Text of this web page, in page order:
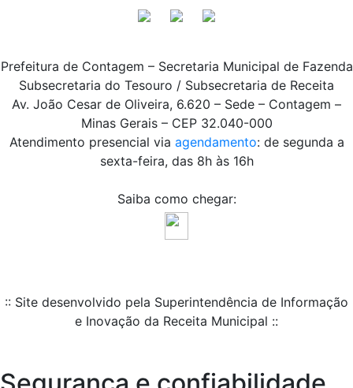
Prefeitura de Contagem – Secretaria Municipal de Fazenda
Subsecretaria do Tesouro / Subsecretaria de Receita
Av. João Cesar de Oliveira, 6.620 – Sede – Contagem –
Minas Gerais – CEP 32.040-000
Atendimento presencial via agendamento: de segunda a
sexta-feira, das 8h às 16h
Saiba como chegar:
:: Site desenvolvido pela Superintendência de Informação
e Inovação da Receita Municipal ::